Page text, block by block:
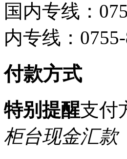
国内专线：
内专线：
付款方式
特别提醒支付
柜台现金汇款